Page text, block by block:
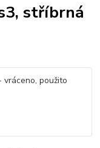
stříbrná